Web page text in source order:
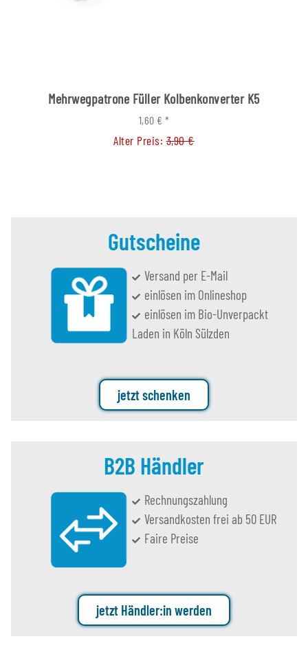
Mehrwegpatrone Füller Kolbenkonverter K5
1,60 € *
Alter Preis:3,90 €
Gutscheine
Versand per E-Mail
einlösen im Onlineshop
einlösen im Bio-Unverpackt
Laden in Köln Sülzden
jetzt schenken
B2B Händler
Rechnungszahlung
Versandkosten frei ab 50 EUR
Faire Preise
jetzt Händler:in werden